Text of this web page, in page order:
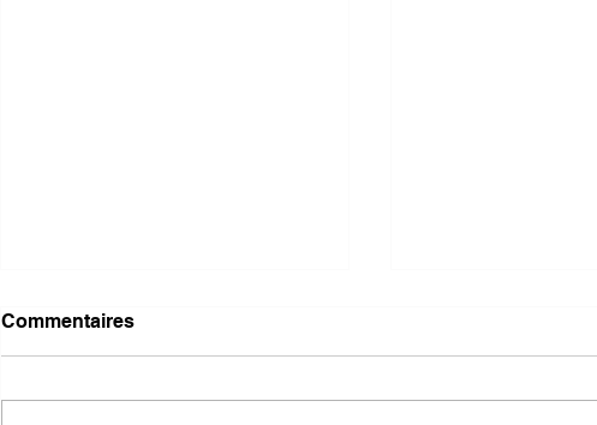
Commentaires